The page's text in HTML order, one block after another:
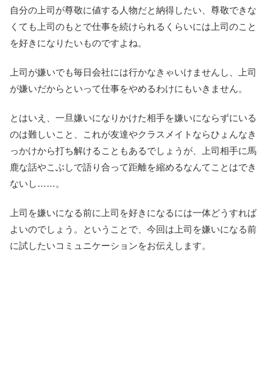
自分の上司が尊敬に値する人物だと納得したい、尊敬できな
くても上司のもとで仕事を続けられるくらいには上司のこと
を好きになりたいものですよね。
上司が嫌いでも毎日会社には行かなきゃいけませんし、上司
が嫌いだからといって仕事をやめるわけにもいきません。
とはいえ、一旦嫌いになりかけた相手を嫌いにならずにいる
のは難しいこと、これが友達やクラスメイトならひょんなき
っかけから打ち解けることもあるでしょうが、上司相手に馬
鹿な話やこぶしで語り合って距離を縮めるなんてことはでき
ないし……。
上司を嫌いになる前に上司を好きになるには一体どうすれば
よいのでしょう。ということで、今回は上司を嫌いになる前
に試したいコミュニケーションをお伝えします。